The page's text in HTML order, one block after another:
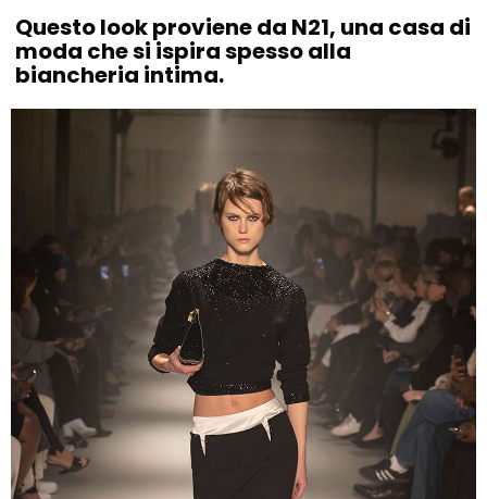
Questo look proviene da N21, una casa di
moda che si ispira spesso alla
biancheria intima.